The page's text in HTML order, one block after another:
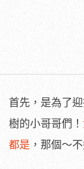
首先，是為了
樹的小哥哥們！
都是 ，那個～